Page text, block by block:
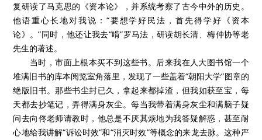
复研读了马克思的《资本论》，并系统考察了古今中外的历史。
他语重心长地对我说：“要想学好民法，首先得学好《资本
论》。”同时，他还让我去“啃”罗马法，研读胡长清、梅仲协等老
先生的著述。
当时，市面上根本买不到这些书。后来我在人大图书馆一个
堆满旧书的库本阅览室角落里，发现了一些盖着“朝阳大学”图章的
绝版旧书。那些书尘封已久，拿起来都掉渣，但我如获至宝，每
天都去抄笔记，弄得满身灰尘。每当我带着满身灰尘和满脑子疑
问去向佟老师请教时，他总是不厌其烦地为我答疑解惑，甚至耐
心地给我讲解“诉讼时效”和“消灭时效”等概念的来龙去脉。这种严